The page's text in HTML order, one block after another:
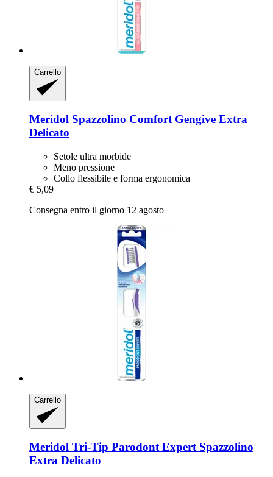
Carrello
Meridol Spazzolino Comfort Gengive Extra
Delicato
Setole ultra morbide
Meno pressione
Collo flessibile e forma ergonomica
€ 5,09
Consegna entro il giorno 12 agosto
Carrello
Meridol Tri-​Tip Parodont Expert Spazzolino
Extra Delicato